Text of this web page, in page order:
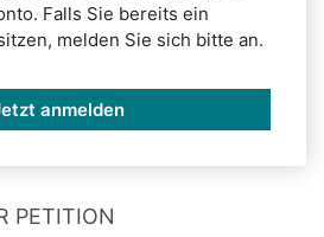
Falls Sie bereits ein
melden Sie sich bitte an.
anmelden
PETITION